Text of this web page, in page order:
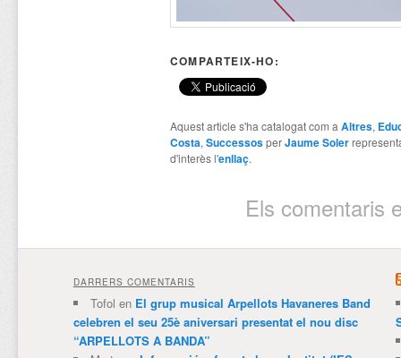
COMPARTEIX-HO:
Aquest article s'ha catalogat com a Altres,
Costa, SuccessosperJaume Soler
d'interès l'enllaç.
Els comentaris
DARRERS COMENTARIS
Tofol en El grup musical Arpellots Havaneres Band
celebren el seu 25è aniversari presentat el nou disc
“ARPELLOTS A BANDA”